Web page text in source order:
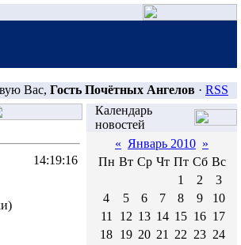
Вас, Гость Почётных Ангелов · RSS
14:19:16
Календарь
новостей
« Январь 2010 »
Пн Вт Ср Чт Пт Сб Вс
1
2
3
4
5 6 7 8 9
10
11
12 13 14 15 16 17
18 19 20 21 22 23 24